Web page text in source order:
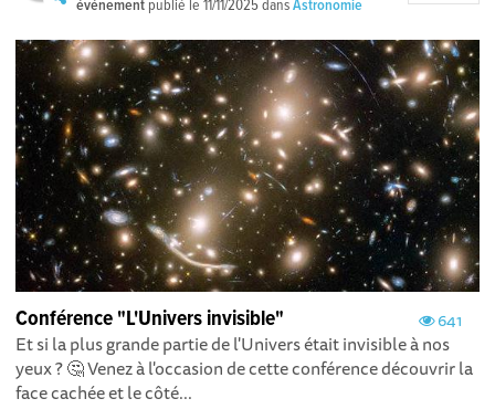
événement publié le11/11/2025dansAstronomie
641
Conférence "L'Univers invisible"
Et si la plus grande partie de l'Univers était invisible à nos
yeux ? 🤔 Venez à l'occasion de cette conférence découvrir la
face cachée et le côté...